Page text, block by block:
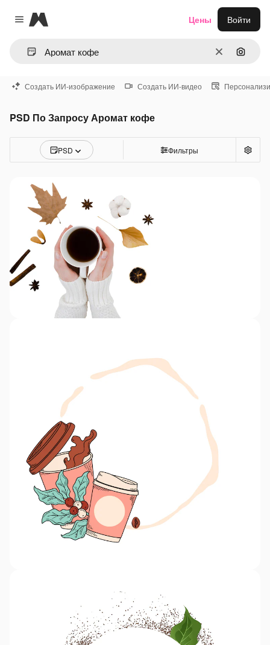
Close menu
Magnific
ОчиститьПоиск
Цены Войти
Создать ИИ-изображение Создать ИИ-видео
PSD По Запросу Аромат кофе
PSD Фильтры